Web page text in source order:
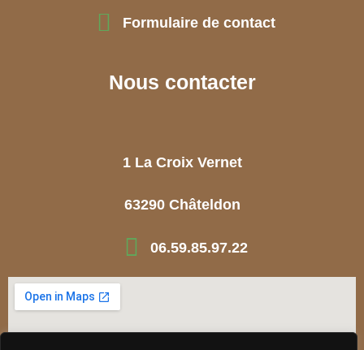
Formulaire de contact
Nous contacter
1 La Croix Vernet
63290 Châteldon
06.59.85.97.22